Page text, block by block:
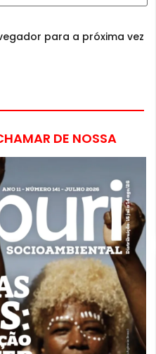
para a próxima vez
DE NOSSA